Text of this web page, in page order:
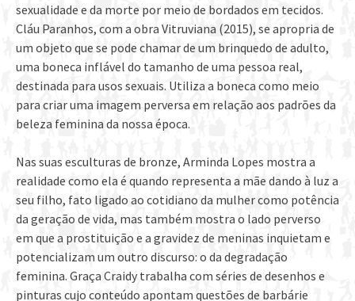
sexualidade e da morte por meio de bordados em tecidos.
Cláu Paranhos, com a obra Vitruviana (2015), se apropria de
um objeto que se pode chamar de um brinquedo de adulto,
uma boneca inflável do tamanho de uma pessoa real,
destinada para usos sexuais. Utiliza a boneca como meio
para criar uma imagem perversa em relação aos padrões da
beleza feminina da nossa época.
Nas suas esculturas de bronze, Arminda Lopes mostra a
realidade como ela é quando representa a mãe dando à luz a
seu filho, fato ligado ao cotidiano da mulher como potência
da geração de vida, mas também mostra o lado perverso
em que a prostituição e a gravidez de meninas inquietam e
potencializam um outro discurso: o da degradação
feminina. Graça Craidy trabalha com séries de desenhos e
pinturas cujo conteúdo apontam questões de barbárie